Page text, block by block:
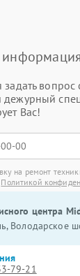
информация
задать вопрос
Вас!
на ремонт
Политикой
центра
Володарское
79-21